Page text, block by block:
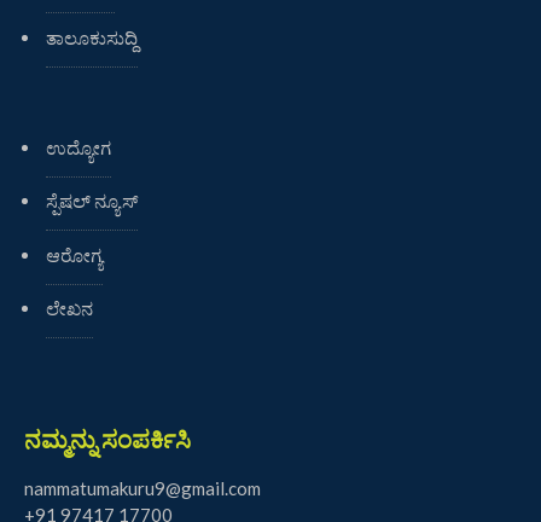
ತಾಲೂಕುಸುದ್ದಿ
ಉದ್ಯೋಗ
ಸ್ಪೆಷಲ್ ನ್ಯೂಸ್
ಆರೋಗ್ಯ
ಲೇಖನ
ನಮ್ಮನ್ನು ಸಂಪರ್ಕಿಸಿ
nammatumakuru9@gmail.com
+91 97417 17700